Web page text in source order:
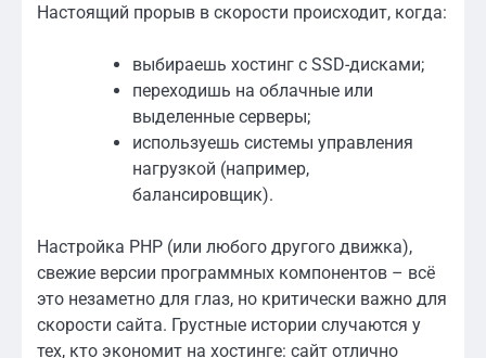
Настоящий прорыв в скорости происходит, когда:
выбираешь хостинг с SSD-дисками;
переходишь на облачные или
выделенные серверы;
используешь системы управления
нагрузкой (например,
балансировщик).
Настройка PHP (или любого другого движка),
свежие версии программных компонентов – всё
это незаметно для глаз, но критически важно для
скорости сайта. Грустные истории случаются у
тех, кто экономит на хостинге: сайт отлично